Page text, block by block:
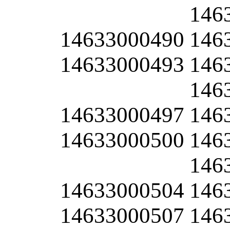
14633000490
14633000493
14633000497
14633000500
14633000504
14633000507